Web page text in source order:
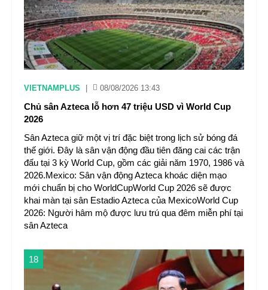
VIETNAMPLUS 08/08/2026 13:43
Chủ sân Azteca lỗ hơn 47 triệu USD vì World Cup
2026
Sân Azteca giữ một vị trí đặc biệt trong lịch sử bóng đá
thế giới. Đây là sân vận động đầu tiên đăng cai các trận
đấu tại 3 kỳ World Cup, gồm các giải năm 1970, 1986 và
2026.Mexico: Sân vận động Azteca khoác diện mạo
mới chuẩn bị cho WorldCupWorld Cup 2026 sẽ được
khai màn tại sân Estadio Azteca của MexicoWorld Cup
2026: Người hâm mộ được lưu trú qua đêm miễn phí tại
sân Azteca
18